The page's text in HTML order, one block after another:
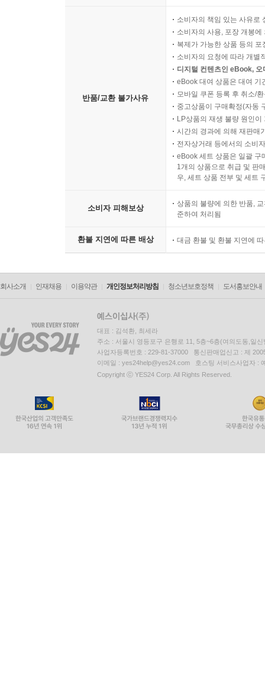
반품/교환 불가사유
소비자의 책임 있는 사유로
소비자의 사용, 포장 개봉
복제가 가능한 상품 등의
소비자의 요청에 따라 개별
디지털 컨텐츠인 eBook,
eBook 대여 상품은 대여 기
모바일 쿠폰 등록 후 취소/
중고상품이 구매확정(자동
LP상품의 재생 불량 원인
시간의 경과에 의해 재판매
전자상거래 등에서의 소비
eBook 세트 상품은 일괄 구
1개의 상품으로 취급 및 판
우, 세트 상품 전부 및 세트
소비자 피해보상
상품의 불량에 의한 반품,
준하여 처리됨
환불 지연에 따른 배상 대금 환불 및 환불 지연에
회사소개 인재채용 이용약관 개인정보처리방침 청소년보호정책 도서홍보안내
대표 : 김석환, 최세라
주소 : 서울시 영등포구 은행로 11, 5층~6층(여의도동,일신
사업자등록번호 : 229-81-37000 통신판매업신고 : 제
이메일 : yes24help@yes24.com 호스팅 서비스사업자 :
Copyright ⓒ YES24 Corp. All Rights Reserved.